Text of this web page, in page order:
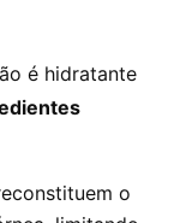
é hidratante
o